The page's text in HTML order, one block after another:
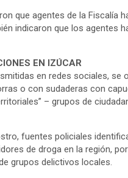
que agentes de la Fiscalía
indicaron que los agentes
EN IZÚCAR
en redes sociales,
o con sudaderas con
– grupos de
fuentes policiales
de droga en la región,
grupos delictivos locales.